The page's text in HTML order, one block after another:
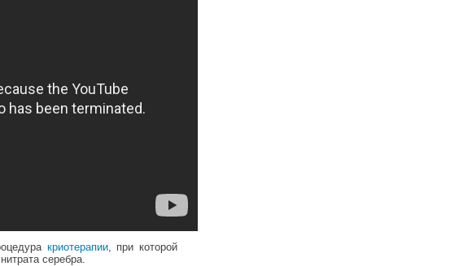
криотерапии, при которой
серебра.